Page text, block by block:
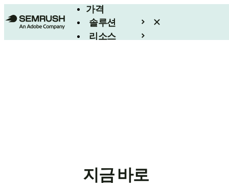
가격
솔루션
리소스
지금 바로